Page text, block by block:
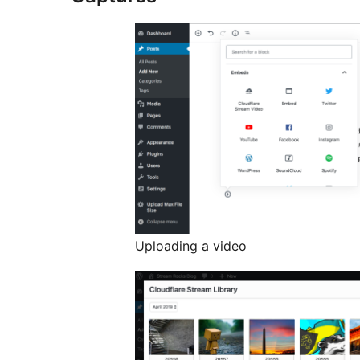
Uploading a video